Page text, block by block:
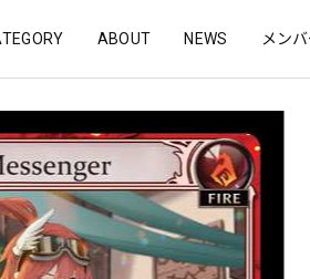
ABOUT NEWS メン